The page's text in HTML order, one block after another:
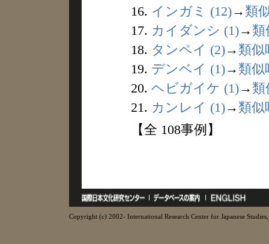
16. インガミ (12)→ 類
17. カイダンシ (1)→ 類
18. タンペイ (2)→ 類似
19. デンベイ (1)→ 類似
20. ヘビガイケ (1)→ 類
21. カンレイ (1)→ 類似
【全 108事例】
Copyright (c) 2002- International Research Center for Japanese